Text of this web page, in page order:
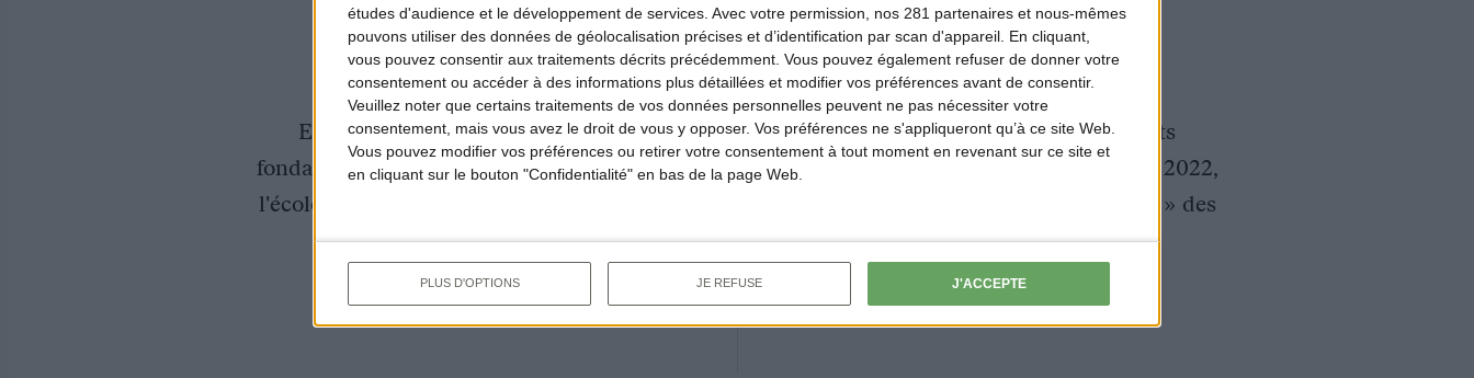
études d'audience et le développement de services. Avec votre permission, nos 281 partenaires et nous-mêmes
pouvons utiliser des données de géolocalisation précises et d’identification par scan d'appareil. En cliquant,
vous pouvez consentir aux traitements décrits précédemment. Vous pouvez également refuser de donner votre
consentement ou accéder à des informations plus détaillées et modifier vos préférences avant de consentir.
Veuillez noter que certains traitements de vos données personnelles peuvent ne pas nécessiter votre
consentement, mais vous avez le droit de vous y opposer. Vos préférences ne s'appliqueront qu’à ce site Web.
Vous pouvez modifier vos préférences ou retirer votre consentement à tout moment en revenant sur ce site et
en cliquant sur le bouton "Confidentialité" en bas de la page Web.
PLUS D'OPTIONS JE REFUSE J'ACCEPTE
Elle était poursuivie pour « dénigrement » et « atteinte aux intérêts moraux et aux droits
fondamentaux des chasseurs ». En effet, lors de l’émission Télématin de France 2, en février 2022,
l'écologiste avait établi un lien entre les féminicides et une supposée « violence intrinsèque » des
chasseurs.